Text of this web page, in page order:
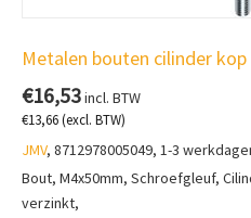
Metalen bouten cilinder kop
€16,53incl. BTW
€13,66(excl. BTW)
JMV, 8712978005049, 1-3
Bout, M4x50mm, Schroefgleuf,
verzinkt,